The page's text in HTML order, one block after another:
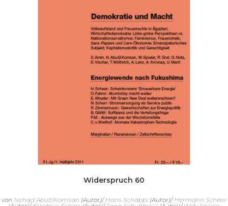
Widerspruch 60
von Nehad AbuElKomsan (Autor)/Hans Schäppi (Autor)/Hermann Scheer